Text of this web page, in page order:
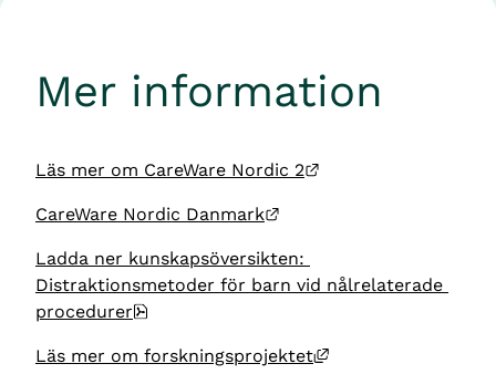
Mer information
Läs mer om CareWare Nordic 2
CareWare Nordic Danmark
Ladda ner kunskapsöversikten:
Distraktionsmetoder för barn vid nålrelaterade
procedurer
Läs mer om forskningsprojektet Länk till annan